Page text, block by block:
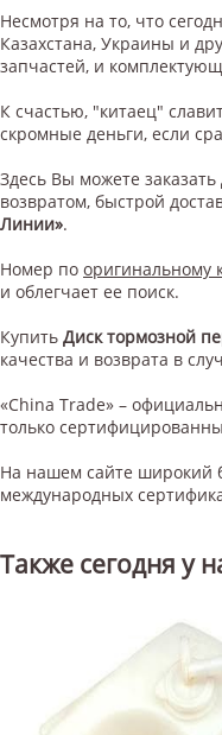
Несмотря на то, что
Казахстана, Украины и
запчастей, и
К счастью, "китаец"
скромные деньги, если
Здесь Вы можете заказать
возвратом, быстрой
Линии».
Номер по оригинальному
и облегчает ее поиск.
Купить Диск тормозной
качества и возврата в
«China Trade» –
только
На нашем сайте широкий
международных
Также сегодня у